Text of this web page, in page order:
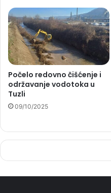
Počelo redovno čišćenje i
održavanje vodotoka u
Tuzli
09/10/2025